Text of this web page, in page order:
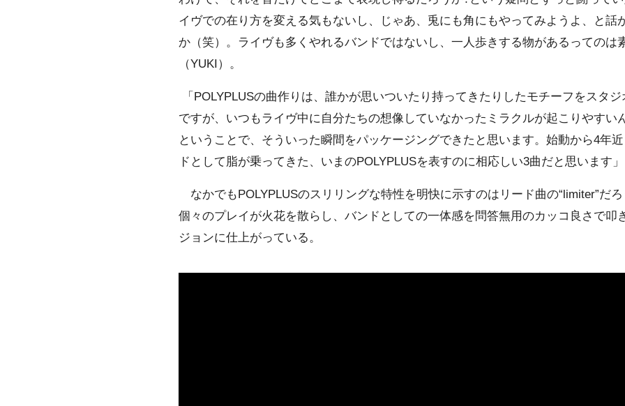
イヴでの在り方を変える気もないし、じゃあ、兎にも角にもやってみようよ、と話
か（笑）。ライヴも多くやれるバンドではないし、一人歩きする物があるってのは
（YUKI）。
「POLYPLUSの曲作りは、誰かが思いついたり持ってきたりしたモチーフをスタ
ですが、いつもライヴ中に自分たちの想像していなかったミラクルが起こりやすい
ということで、そういった瞬間をパッケージングできたと思います。始動から4年
ドとして脂が乗ってきた、いまのPOLYPLUSを表すのに相応しい3曲だと思います」
なかでもPOLYPLUSのスリリングな特性を明快に示すのはリード曲の“limiter”だ
個々のプレイが火花を散らし、バンドとしての一体感を問答無用のカッコ良さで叩
ジョンに仕上がっている。